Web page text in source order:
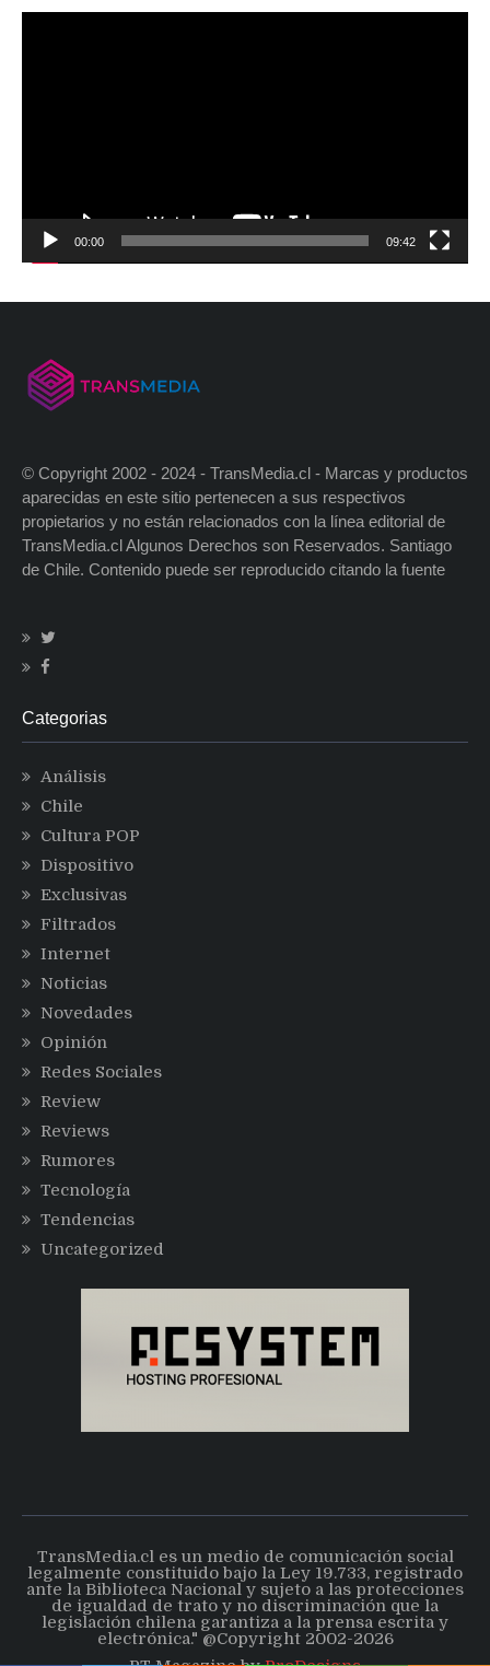
00:00 09:42
© Copyright 2002 - 2024 - TransMedia.cl - Marcas y productos
aparecidas en este sitio pertenecen a sus respectivos
propietarios y no están relacionados con la línea editorial de
TransMedia.cl Algunos Derechos son Reservados. Santiago
de Chile. Contenido puede ser reproducido citando la fuente
Categorias
Análisis
Chile
Cultura POP
Dispositivo
Exclusivas
Filtrados
Internet
Noticias
Novedades
Opinión
Redes Sociales
Review
Reviews
Rumores
Tecnología
Tendencias
Uncategorized
TransMedia.cl es un medio de comunicación social
legalmente constituido bajo la Ley 19.733, registrado
ante la Biblioteca Nacional y sujeto a las protecciones
de igualdad de trato y no discriminación que la
legislación chilena garantiza a la prensa escrita y
electrónica." @Copyright 2002-2026